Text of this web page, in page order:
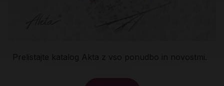
Prelistajte katalog Akta z vso ponudbo in novostmi.